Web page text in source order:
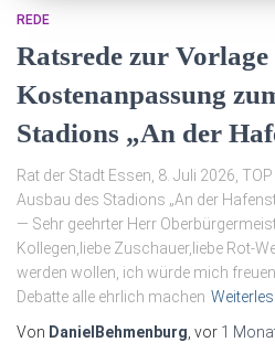
REDE
Ratsrede zur Vorlage
Kostenanpassung
Stadions „An der
Rat der Stadt Essen, 8. Juli 2026,
Ausbau des Stadions „An der
— Sehr geehrter Herr
Kollegen,liebe Zuschauer,liebe Rot-
werden wollen, ich würde mich
Debatte alle ehrlich machen
Von DanielBehmenburg , vor 1